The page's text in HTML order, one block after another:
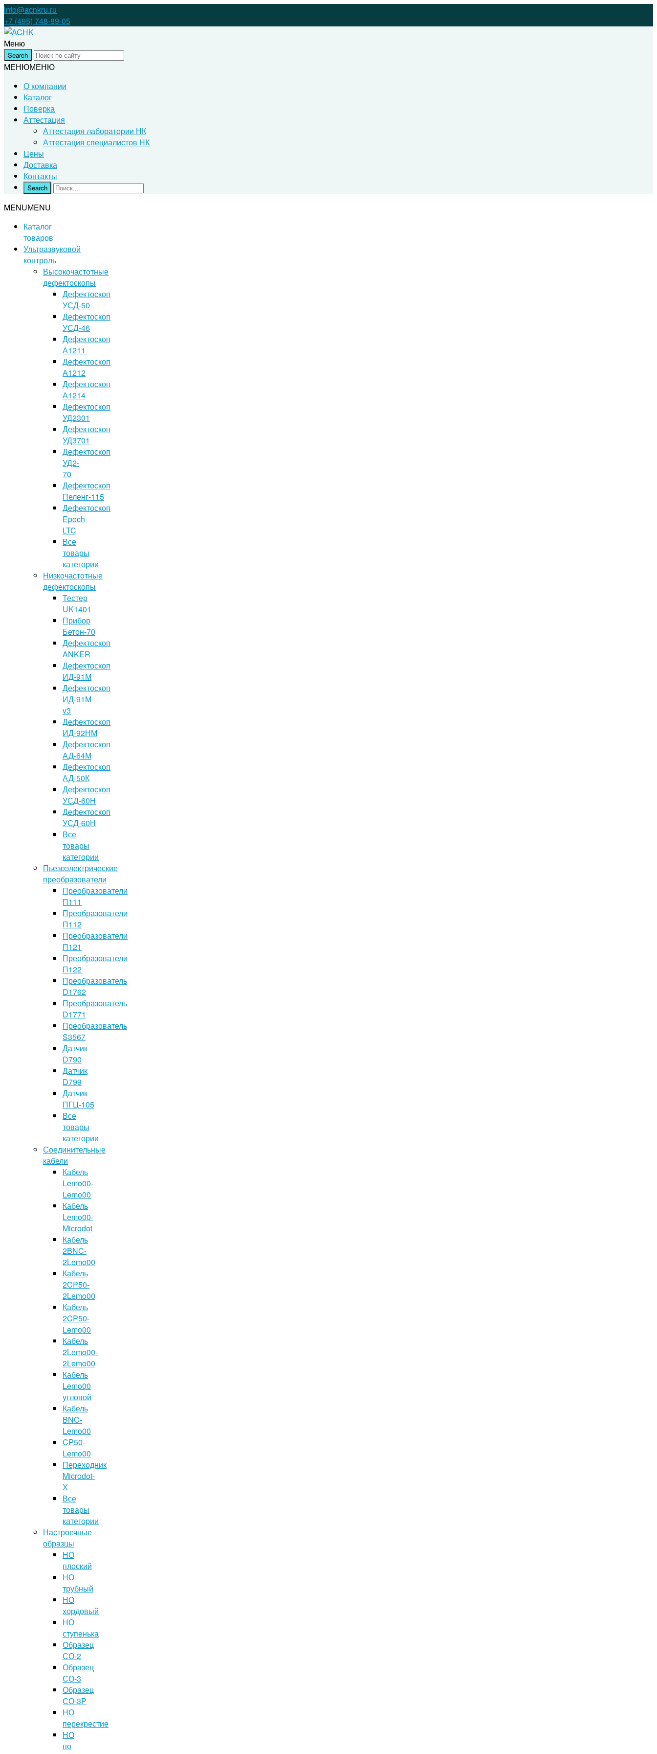
info@acnkru.ru
+7 (495) 748-89-05
Меню
МЕНЮМЕНЮ
О компании
Каталог
Поверка
Аттестация
Аттестация лаборатории НК
Аттестация специалистов НК
Цены
Доставка
Контакты
MENUMENU
Каталог
товаров
Ультразвуковой
контроль
Высокочастотные
дефектоскопы
Дефектоскоп
УСД-50
Дефектоскоп
УСД-46
Дефектоскоп
А1211
Дефектоскоп
А1212
Дефектоскоп
А1214
Дефектоскоп
УД2301
Дефектоскоп
УД3701
Дефектоскоп
УД2-
70
Дефектоскоп
Пеленг-115
Дефектоскоп
Epoch
LTC
Все
товары
категории
Низкочастотные
дефектоскопы
Тестер
UK1401
Прибор
Бетон-70
Дефектоскоп
ANKER
Дефектоскоп
ИД-91М
Дефектоскоп
ИД-91М
v3
Дефектоскоп
ИД-92НМ
Дефектоскоп
АД-64М
Дефектоскоп
АД-50К
Дефектоскоп
УСД-60Н
Дефектоскоп
УСД-60Н
Все
товары
категории
Пьезоэлектрические
преобразователи
Преобразователи
П111
Преобразователи
П112
Преобразователи
П121
Преобразователи
П122
Преобразователь
D1762
Преобразователь
D1771
Преобразователь
S3567
Датчик
D790
Датчик
D799
Датчик
ПГЦ-105
Все
товары
категории
Соединительные
кабели
Кабель
Lemo00-
Lemo00
Кабель
Lemo00-
Microdot
Кабель
2BNC-
2Lemo00
Кабель
2CP50-
2Lemo00
Кабель
2CP50-
Lemo00
Кабель
2Lemo00-
2Lemo00
Кабель
Lemo00
угловой
Кабель
BNC-
Lemo00
CP50-
Lemo00
Переходник
Microdot-
Х
Все
товары
категории
Настроечные
образцы
НО
плоский
НО
трубный
НО
хордовый
НО
ступенька
Образец
СО-2
Образец
СО-3
Образец
СО-3Р
НО
перекрестие
НО
по